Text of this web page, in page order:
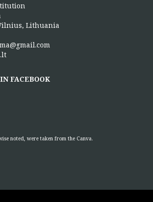
Lithuania
FACEBOOK
noted, were taken from the Canva.